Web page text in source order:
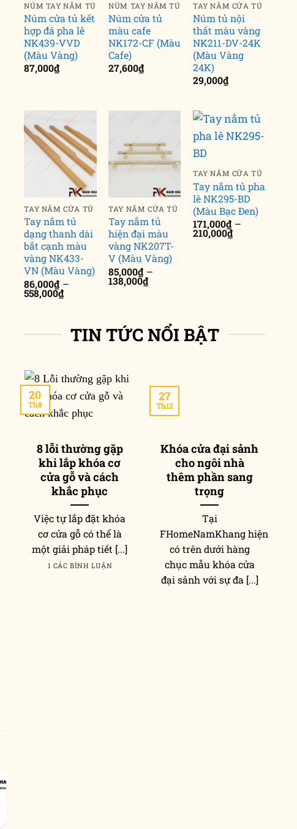
NÚM TAY NẮM TỦ
Núm cửa tủ kết
hợp đá pha lê
NK439-VVD
(Màu Vàng)
87,000₫
NÚM TAY NẮM TỦ
Núm cửa tủ
màu cafe
NK172-CF (Màu
Cafe)
27,600₫
TAY NẮM CỬA TỦ
Núm tủ nội
thất màu vàng
NK211-DV-24K
(Màu Vàng
24K)
29,000₫
TAY NẮM CỬA TỦ
Tay nắm tủ
dạng thanh dài
bắt cạnh màu
vàng NK433-
VN (Màu Vàng)
86,000₫ –
558,000₫Khoảng
giá:
đến
558,000₫
TAY NẮM CỬA TỦ
Tay nắm tủ
hiện đại màu
vàng NK207T-
V (Màu Vàng)
85,000₫ –
138,000₫Khoảng
giá:
138,000₫
TAY NẮM CỬA TỦ
Tay nắm tủ pha
lê NK295-BD
(Màu Bạc Đen)
171,000₫ –
210,000₫Khoảng
giá:
TIN TỨC NỔI BẬT
8 lỗi thường gặp
khi lắp khóa cơ
cửa gỗ và cách
khắc phục
Việc tự lắp đặt khóa
cơ cửa gỗ có thể là
một giải pháp tiết [...]
1 CÁC BÌNH LUẬN
20
Th8
Khóa cửa đại sảnh
cho ngôi nhà
thêm phần sang
trọng
Tại
FHomeNamKhang hiện
có trên dưới hàng
chục mẫu khóa cửa
đại sảnh với sự đa [...]
27
Th12